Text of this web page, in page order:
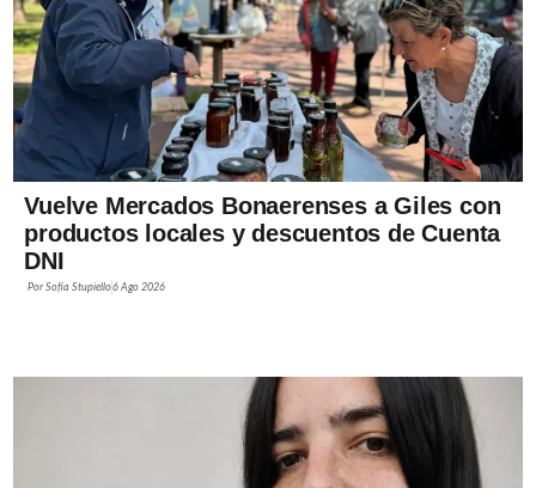
Vuelve Mercados Bonaerenses a Giles con
productos locales y descuentos de Cuenta
DNI
PorSofía Stupiello6 Ago 2026